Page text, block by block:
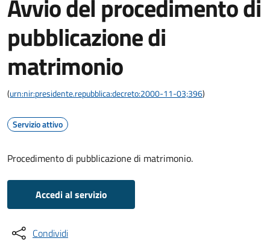
Avvio del procedimento di
pubblicazione di
matrimonio
(urn:nir:presidente.repubblica:decreto:2000-11-03;396)
Servizio attivo
Procedimento di pubblicazione di matrimonio.
Accedi al servizio
Condividi